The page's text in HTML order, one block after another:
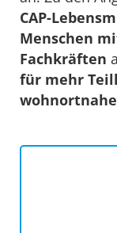
CAP-
Menschen
Fachkräften
für mehr